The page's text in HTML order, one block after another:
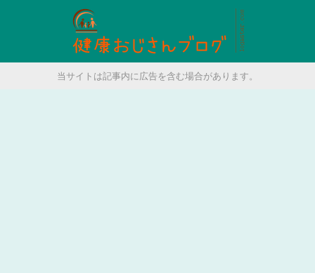
当サイトは記事内に広告を含む場合があります。